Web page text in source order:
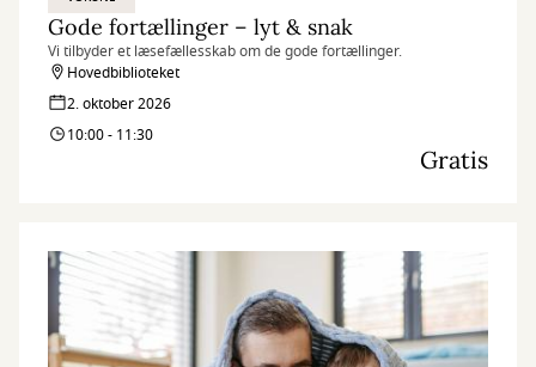
Gode fortællinger – lyt & snak
Vi tilbyder et læsefællesskab om de gode fortællinger.
Hovedbiblioteket
2. oktober 2026
10:00 - 11:30
Gratis